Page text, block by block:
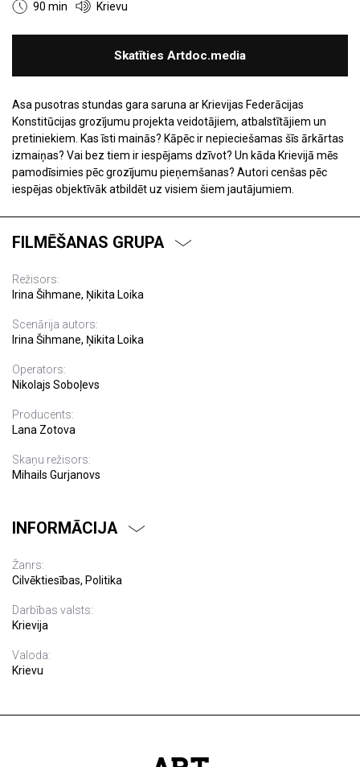
90 min Krievu
Skatīties Artdoc.media
Asa pusotras stundas gara saruna ar Krievijas Federācijas
Konstitūcijas grozījumu projekta veidotājiem, atbalstītājiem un
pretiniekiem. Kas īsti mainās? Kāpēc ir nepieciešamas šīs ārkārtas
izmaiņas? Vai bez tiem ir iespējams dzīvot? Un kāda Krievijā mēs
pamodīsimies pēc grozījumu pieņemšanas? Autori cenšas pēc
iespējas objektīvāk atbildēt uz visiem šiem jautājumiem.
FILMĒŠANAS GRUPA
Režisors:
Irina Šihmane, Ņikita Loika
Scenārija autors:
Irina Šihmane, Ņikita Loika
Operators:
Nikolajs Soboļevs
Producents:
Lana Zotova
Skaņu režisors:
Mihails Gurjanovs
INFORMĀCIJA
Žanrs:
Cilvēktiesības, Politika
Darbības valsts:
Krievija
Valoda:
Krievu